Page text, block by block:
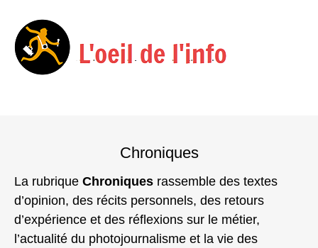
Chroniques
La rubrique Chroniques rassemble des textes
d’opinion, des récits personnels, des retours
d’expérience et des réflexions sur le métier,
l’actualité du photojournalisme et la vie des